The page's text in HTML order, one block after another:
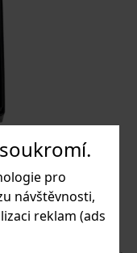
pro
návštěvnosti,
reklam (ads